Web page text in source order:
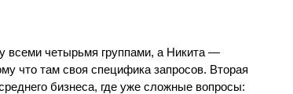
всеми четырьмя группами, а Никита —
что там своя специфика запросов. Вторая
бизнеса, где уже сложные вопросы: